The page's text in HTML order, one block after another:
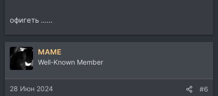
в софте есть эмуляция
офигеть ......
MAME
Well-Known Member
28 Июн 2024 #6